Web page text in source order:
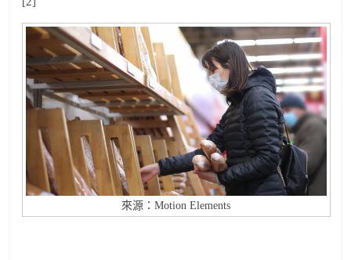
來源：Motion Elements